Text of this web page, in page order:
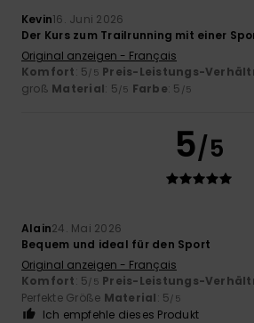
Kevin16. Juni 2026
Der Kurs zum Trailrunning mit einer
Original anzeigen - Français
Komfort: 5/5 Preis-Leistungs-
groß Material: 5/5 Farbe: 5 /5
5/5
Alain24. Mai 2026
Bequem und ideal für den Sport
Original anzeigen - Français
Komfort: 5/5 Preis-Leistungs-
Perfekte Größe Material: 5/5
Ich empfehle dieses Produkt